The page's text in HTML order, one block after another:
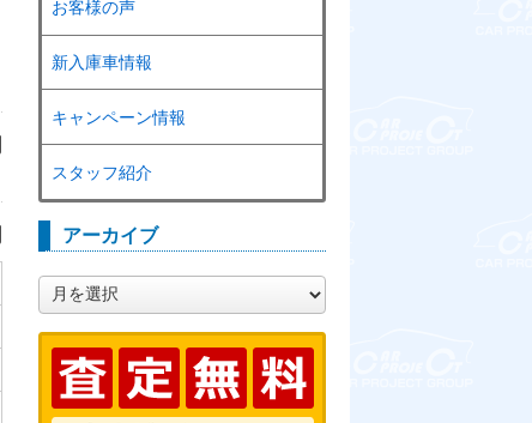
お客様の声
新入庫車情報
キャンペーン情報
スタッフ紹介
アーカイブ
ー
カ